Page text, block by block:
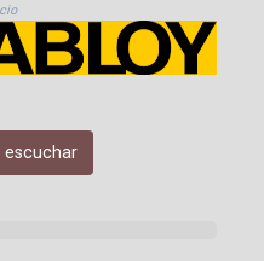
escuchar